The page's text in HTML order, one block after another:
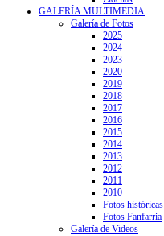
GALERÍA MULTIMEDIA
Galería de Fotos
2025
2024
2023
2020
2019
2018
2017
2016
2015
2014
2013
2012
2011
2010
Fotos históricas
Fotos Fanfarria
Galería de Videos